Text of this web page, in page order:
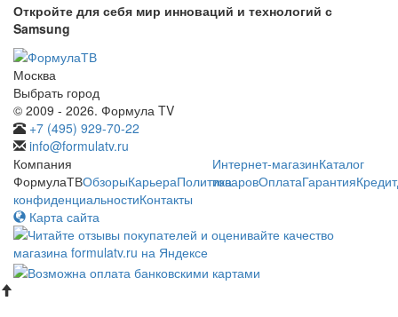
Откройте для себя мир инноваций и технологий с
Samsung
Москва
Выбрать город
© 2009 - 2026. Формула TV
+7 (495) 929-70-22
info@formulatv.ru
Компания
ФормулаТВОбзорыКарьераПолитика
конфиденциальностиКонтакты
Интернет-магазинКаталог
товаровОплатаГарантияКредит
Карта сайта